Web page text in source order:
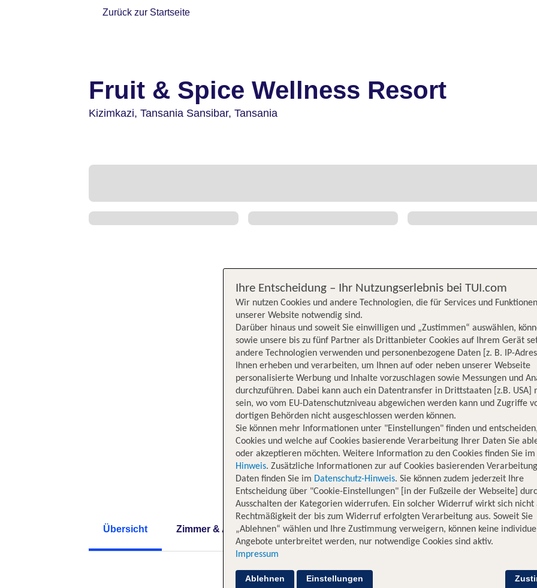
Zurück zur Startseite
Fruit & Spice Wellness Resort
Kizimkazi, Tansania Sansibar, Tansania
Übersicht Zimmer & Angebote Hotelinformationen Lage Bewertungen
Ihre Entscheidung – Ihr Nutzungserlebnis bei TUI.com
Wir nutzen Cookies und andere Technologien, die für Services und
unserer Website notwendig sind.
Darüber hinaus und soweit Sie einwilligen und „Zustimmen“ auswählen,
sowie unsere bis zu fünf Partner als Drittanbieter Cookies auf Ihrem Gerät
andere Technologien verwenden und personenbezogene Daten [z. B. IP-
Ihnen erheben und verarbeiten, um Ihnen auf oder neben unserer Webseite
personalisierte Werbung und Inhalte vorzuschlagen sowie Messungen und
durchzuführen. Dabei kann auch ein Datentransfer in Drittstaaten [z.B. USA]
sein, wo vom EU-Datenschutzniveau abgewichen werden kann und Zugriffe
dortigen Behörden nicht ausgeschlossen werden können.
Sie können mehr Informationen unter "Einstellungen" finden und
Cookies und welche auf Cookies basierende Verarbeitung Ihrer Daten Sie
oder akzeptieren möchten. Weitere Information zu den Cookies finden Sie im
Hinweis. Zusätzliche Informationen zur auf Cookies basierenden
Daten finden Sie im Datenschutz-Hinweis. Sie können zudem jederzeit Ihre
Entscheidung über "Cookie-Einstellungen" [in der Fußzeile der Webseite]
Ausschalten der Kategorien widerrufen. Ein solcher Widerruf wirkt sich nicht
Rechtmäßigkeit der bis zum Widerruf erfolgten Verarbeitung aus. Soweit Sie
„Ablehnen“ wählen und Ihre Zustimmung verweigern, können keine
Angebote unterbreitet werden, nur notwendige Cookies sind aktiv.
Impressum
Ablehnen Einstellungen